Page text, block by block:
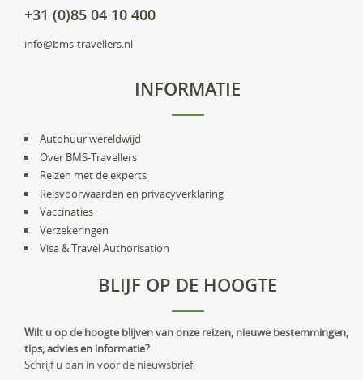
+31 (0)85 04 10 400
info@bms-travellers.nl
INFORMATIE
Autohuur wereldwijd
Over BMS-Travellers
Reizen met de experts
Reisvoorwaarden en privacyverklaring
Vaccinaties
Verzekeringen
Visa & Travel Authorisation
BLIJF OP DE HOOGTE
Wilt u op de hoogte blijven van onze reizen, nieuwe bestemmingen,
tips, advies en informatie?
Schrijf u dan in voor de nieuwsbrief: